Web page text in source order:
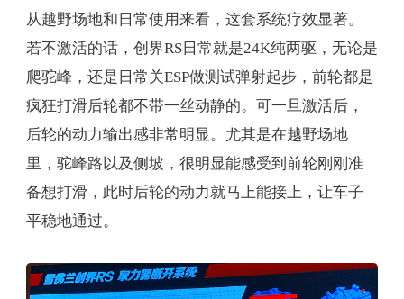
从越野场地和日常使用来看，这套系统疗效显著。
若不激活的话，创界RS日常就是24K纯两驱，无论是
爬驼峰，还是日常关ESP做测试弹射起步，前轮都是
疯狂打滑后轮都不带一丝动静的。可一旦激活后，
后轮的动力输出感非常明显。尤其是在越野场地
里，驼峰路以及侧坡，很明显能感受到前轮刚刚准
备想打滑，此时后轮的动力就马上能接上，让车子
平稳地通过。